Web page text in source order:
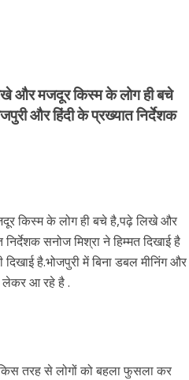
और मजदूर किस्म के लोग ही बचे
और हिंदी के प्रख्यात निर्देशक
किस्म के लोग ही बचे है,पढ़े लिखे और
सनोज मिश्रा ने हिम्मत दिखाई है
है.भोजपुरी में बिना डबल मीनिंग और
लेकर आ रहे है .
तरह से लोगों को बहला फुसला कर